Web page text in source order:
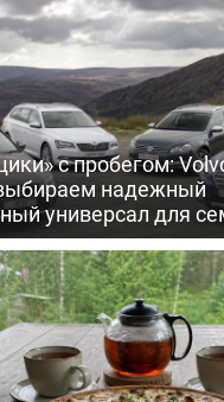
с пробегом:
надежный
универсал для